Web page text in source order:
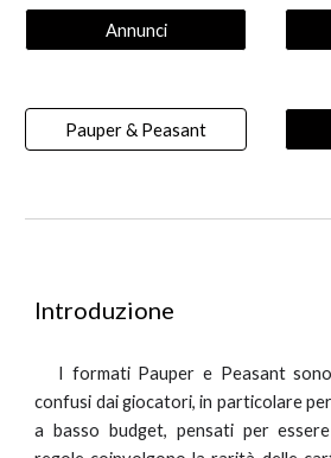
Annunci
Pauper & Peasant
Introduzione
I formati Pauper e Peasant
confusi dai giocatori, in particolare
a basso budget, pensati per